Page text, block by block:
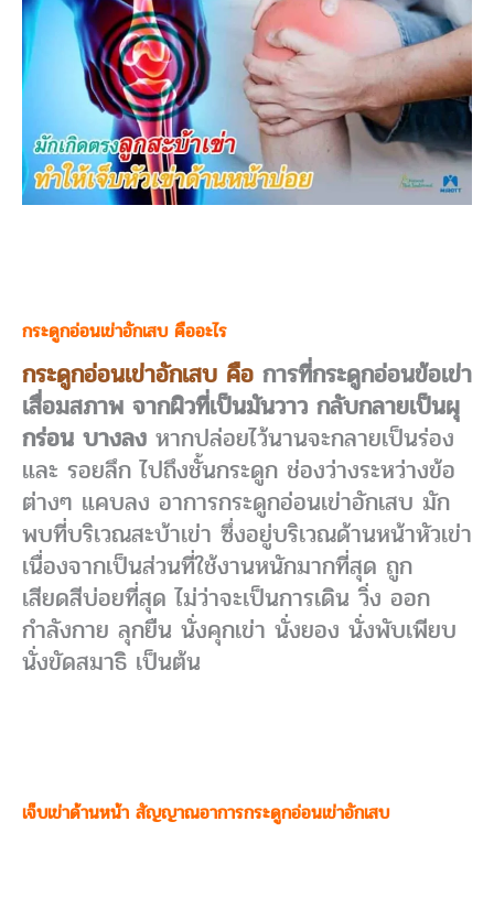
กระดูกอ่อนเข่าอักเสบ คืออะไร
กระดูกอ่อนเข่าอักเสบ คือ การที่กระดูกอ่อนข้อเข่า
เสื่อมสภาพ จากผิวที่เป็นมันวาว กลับกลายเป็นผุ
กร่อน บางลง หากปล่อยไว้นานจะกลายเป็นร่อง
และ รอยลึก ไปถึงชั้นกระดูก ช่องว่างระหว่างข้อ
ต่างๆ แคบลง อาการกระดูกอ่อนเข่าอักเสบ มัก
พบที่บริเวณสะบ้าเข่า ซึ่งอยู่บริเวณด้านหน้าหัวเข่า
เนื่องจากเป็นส่วนที่ใช้งานหนักมากที่สุด ถูก
เสียดสีบ่อยที่สุด ไม่ว่าจะเป็นการเดิน วิ่ง ออก
กำลังกาย ลุกยืน นั่งคุกเข่า นั่งยอง นั่งพับเพียบ
นั่งขัดสมาธิ เป็นต้น
เจ็บเข่าด้านหน้า สัญญาณอาการกระดูกอ่อนเข่าอักเสบ